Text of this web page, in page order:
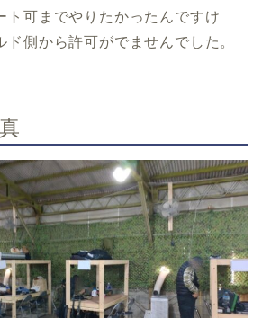
ト可までやりたかったんですけ
ド側から許可がでませんでした。